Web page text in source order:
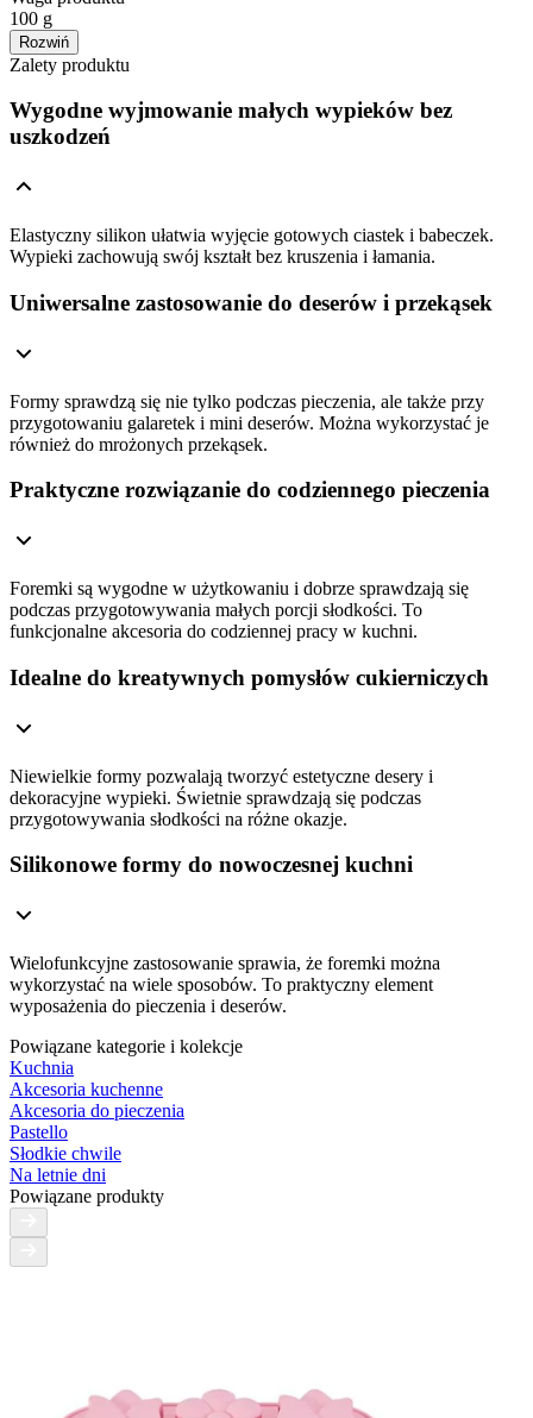
100 g
Rozwiń
Zalety produktu
Wygodne wyjmowanie małych wypieków bez
uszkodzeń
Elastyczny silikon ułatwia wyjęcie gotowych ciastek i babeczek.
Wypieki zachowują swój kształt bez kruszenia i łamania.
Uniwersalne zastosowanie do deserów i przekąsek
Formy sprawdzą się nie tylko podczas pieczenia, ale także przy
przygotowaniu galaretek i mini deserów. Można wykorzystać je
również do mrożonych przekąsek.
Praktyczne rozwiązanie do codziennego pieczenia
Foremki są wygodne w użytkowaniu i dobrze sprawdzają się
podczas przygotowywania małych porcji słodkości. To
funkcjonalne akcesoria do codziennej pracy w kuchni.
Idealne do kreatywnych pomysłów cukierniczych
Niewielkie formy pozwalają tworzyć estetyczne desery i
dekoracyjne wypieki. Świetnie sprawdzają się podczas
przygotowywania słodkości na różne okazje.
Silikonowe formy do nowoczesnej kuchni
Wielofunkcyjne zastosowanie sprawia, że foremki można
wykorzystać na wiele sposobów. To praktyczny element
wyposażenia do pieczenia i deserów.
Powiązane kategorie i kolekcje
Kuchnia
Akcesoria kuchenne
Akcesoria do pieczenia
Pastello
Słodkie chwile
Na letnie dni
Powiązane produkty